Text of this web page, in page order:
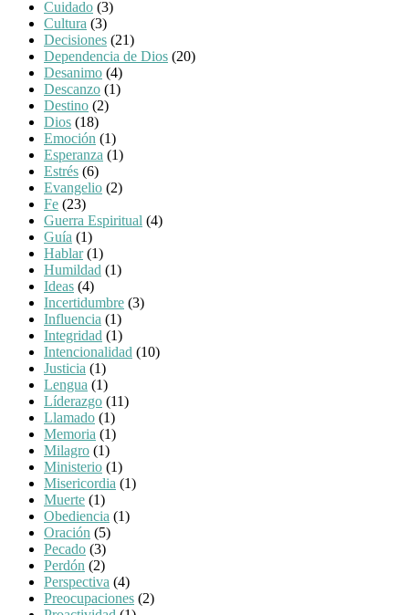
Cuidado (3)
Cultura (3)
Decisiones (21)
Dependencia de Dios (20)
Desanimo (4)
Descanzo (1)
Destino (2)
Dios (18)
Emoción (1)
Esperanza (1)
Estrés (6)
Evangelio (2)
Fe (23)
Guerra Espiritual (4)
Guía (1)
Hablar(1)
Humildad (1)
Ideas (4)
Incertidumbre (3)
Influencia (1)
Integridad (1)
Intencionalidad (10)
Justicia (1)
Lengua (1)
Líderazgo (11)
Llamado (1)
Memoria (1)
Milagro (1)
Ministerio (1)
Misericordia (1)
Muerte (1)
Obediencia (1)
Oración (5)
Pecado (3)
Perdón (2)
Perspectiva (4)
Preocupaciones (2)